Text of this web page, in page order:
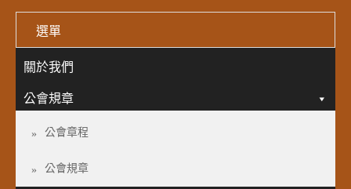
選單
關於我們
公會規章
公會章程
公會規章